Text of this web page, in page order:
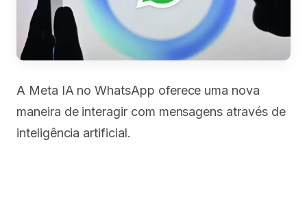
A Meta IA no WhatsApp oferece uma nova
maneira de interagir com mensagens através de
inteligência artificial.